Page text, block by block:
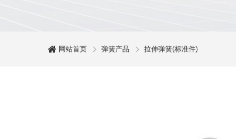
网站首页 弹簧产品 拉伸弹簧(标准件)